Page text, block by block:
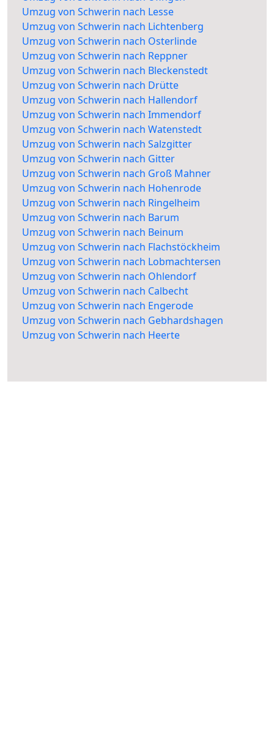
Umzug von Schwerin nach Lesse
Umzug von Schwerin nach Lichtenberg
Umzug von Schwerin nach Osterlinde
Umzug von Schwerin nach Reppner
Umzug von Schwerin nach Bleckenstedt
Umzug von Schwerin nach Drütte
Umzug von Schwerin nach Hallendorf
Umzug von Schwerin nach Immendorf
Umzug von Schwerin nach Watenstedt
Umzug von Schwerin nach Salzgitter
Umzug von Schwerin nach Gitter
Umzug von Schwerin nach Groß Mahner
Umzug von Schwerin nach Hohenrode
Umzug von Schwerin nach Ringelheim
Umzug von Schwerin nach Barum
Umzug von Schwerin nach Beinum
Umzug von Schwerin nach Flachstöckheim
Umzug von Schwerin nach Lobmachtersen
Umzug von Schwerin nach Ohlendorf
Umzug von Schwerin nach Calbecht
Umzug von Schwerin nach Engerode
Umzug von Schwerin nach Gebhardshagen
Umzug von Schwerin nach Heerte